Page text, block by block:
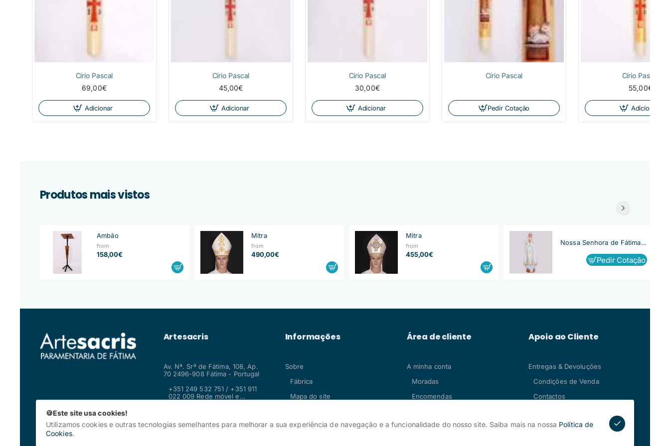
🍪Este site usa cookies!
Utilizamos cookies e outras tecnologias semelhantes para melhorar a sua experiência de navegação e a funcionalidade do nosso site. Saiba mais na nossa Política de
Cookies.
Círio Pascal
69,00€
Adicionar
Círio Pascal
45,00€
Adicionar
Círio Pascal
30,00€
Adicionar
Círio Pascal
Pedir Cotação
Círio Pascal
55,00€
Adicionar
Produtos mais vistos
Ambão
from
158,00€
Mitra
from
490,00€
Mitra
from
455,00€
Nossa Senhora de Fátima, Capelinha
Pedir Cotação
Artesacris
Av. Nª. Srª de Fátima, 108, Ap.
70 2496-908 Fátima - Portugal
+351 249 532 751 / +351 911
022 009 Rede móvel e
Informações
Sobre
Fábrica
Mapa do site
Área de cliente
A minha conta
Moradas
Encomendas
Apoio ao Cliente
Entregas & Devoluções
Condições de Venda
Contactos